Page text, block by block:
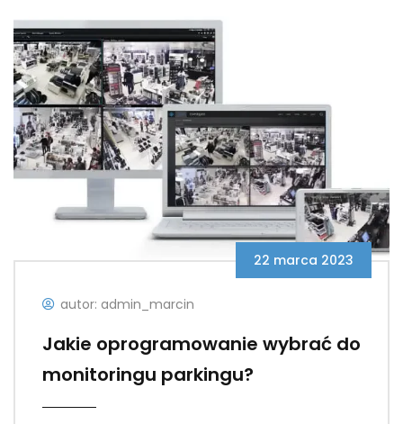
22 marca 2023
autor: admin_marcin
Jakie oprogramowanie wybrać do
monitoringu parkingu?